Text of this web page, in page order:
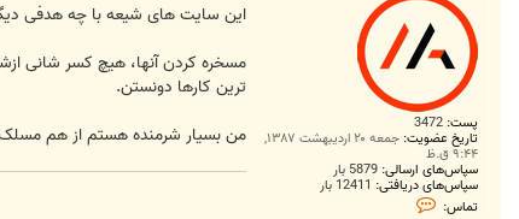
پست: 3472
تاریخ عضویت: جمعه ۲۰ اردیبهشت ۱۳۸۷,
۹:۴۴ ق.ظ
سپاس‌های ارسالی: 5879 بار
سپاس‌های دریافتی: 12411 بار
تماس:
ت
این سایت های شیعه با چه هدفی
مسخره کردن آنها، هیچ کسر شانی
ترین کارها دونستن.
من بسیار شرمنده هستم از هم مسلک